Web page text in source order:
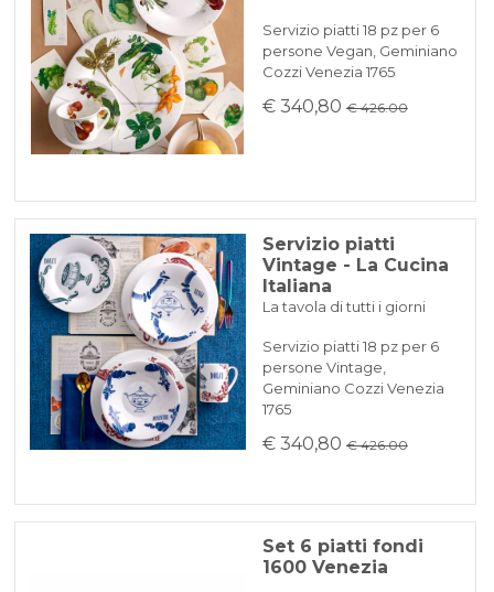
Servizio piatti 18 pz per 6
persone Vegan, Geminiano
Cozzi Venezia 1765
€ 340,80 € 426.00
Servizio piatti
Vintage - La Cucina
Italiana
La tavola di tutti i giorni
Servizio piatti 18 pz per 6
persone Vintage,
Geminiano Cozzi Venezia
1765
€ 340,80 € 426.00
Set 6 piatti fondi
1600 Venezia